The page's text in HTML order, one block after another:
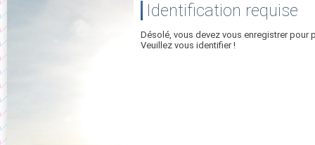
Identification requise
Désolé, vous devez vous enregistrer pour
Veuillez vous identifier !